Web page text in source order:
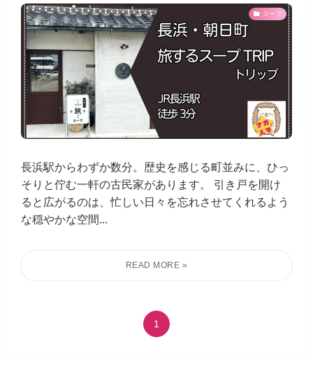
スープ
長浜駅からわずか数分。歴史を感じる町並みに、ひっ
そりと佇む一軒の古民家があります。 引き戸を開け
ると広がるのは、忙しい日々を忘れさせてくれるよう
な穏やかな空間...
1